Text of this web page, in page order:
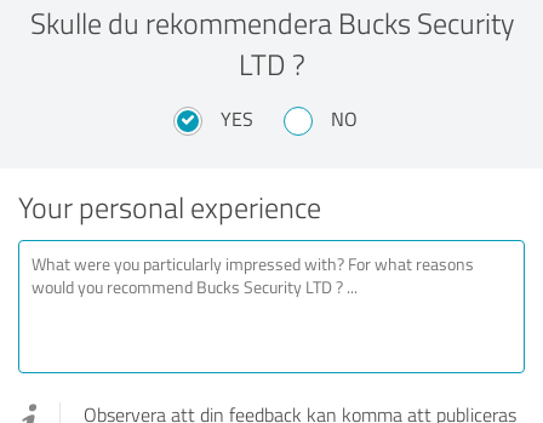
Skulle du rekommendera Bucks Security
LTD ?
YES NO
Your personal experience
Observera att din feedback kan komma att publiceras